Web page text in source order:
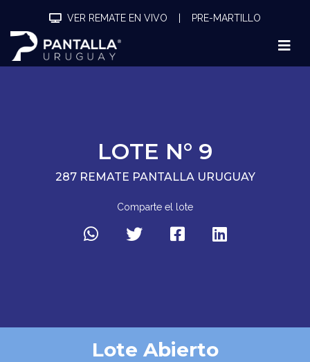
VER REMATE EN VIVO PRE-MARTILLO
LOTE N° 9
287 REMATE PANTALLA URUGUAY
Comparte el lote
Lote Abierto